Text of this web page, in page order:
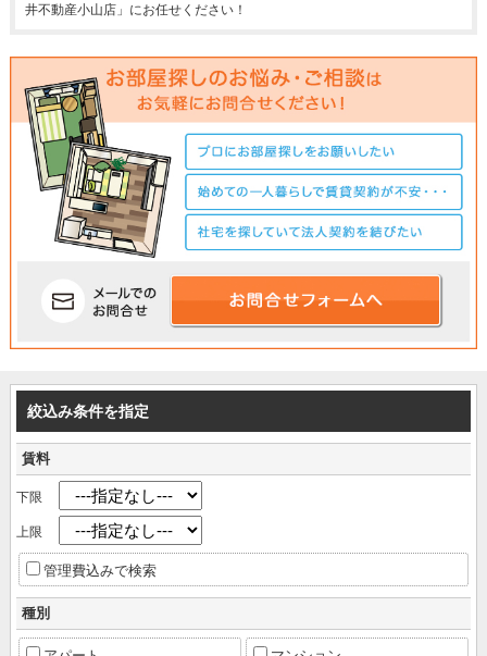
井不動産小山店」にお任せください！
絞込み条件を指定
賃料
下限
上限
管理費込みで検索
種別